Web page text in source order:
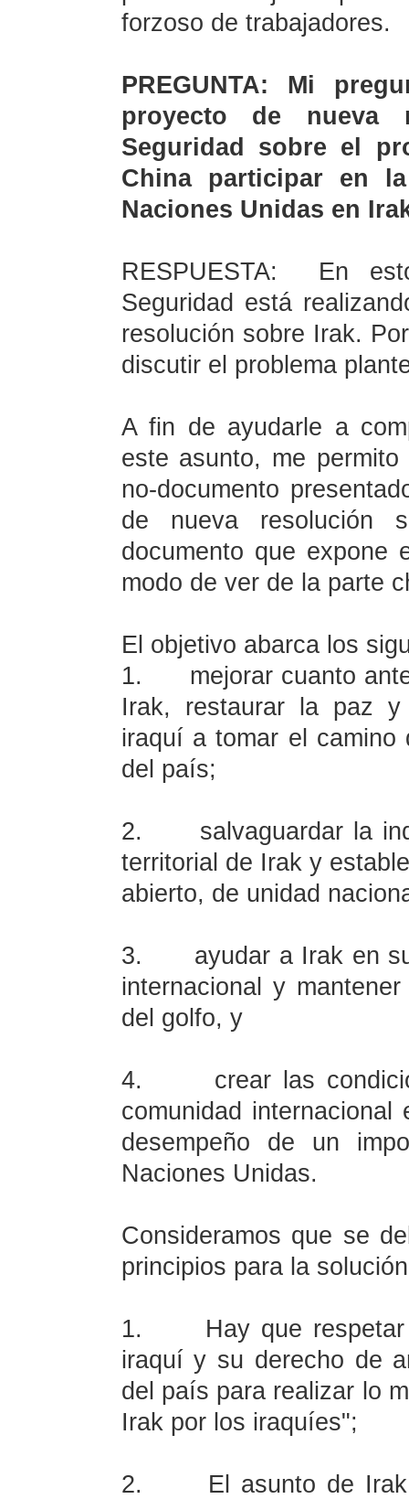
forzoso de trabajadores.
PREGUNTA: Mi
proyecto de nueva
Seguridad sobre el
China participar en
Naciones Unidas en
RESPUESTA:
En
Seguridad está
resolución sobre Irak.
discutir el problema
A fin de ayudarle a
este asunto, me
no-documento
de nueva resolución
documento que expone
modo de ver de la parte
El objetivo abarca los
1.
mejorar cuanto
Irak, restaurar la paz
iraquí a tomar el camino
del país;
2.
salvaguardar la
territorial de Irak y
abierto, de unidad
3.
ayudar a Irak en
internacional y
del golfo, y
4.
crear las
comunidad
desempeño de un
Naciones Unidas.
Consideramos que se
principios para la
1.
Hay que
iraquí y su derecho de
del país para realizar lo
Irak por los iraquíes";
2.
El asunto de